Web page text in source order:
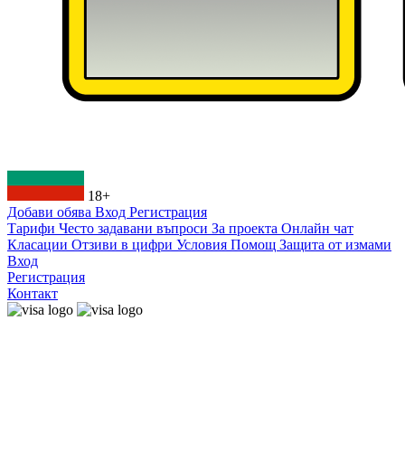
18+
Добави обява Вход Регистрация
Тарифи Често задавани въпроси За проекта Онлайн чат
Класации Отзиви в цифри Условия Помощ Защита от измами
Вход
Регистрация
Контакт